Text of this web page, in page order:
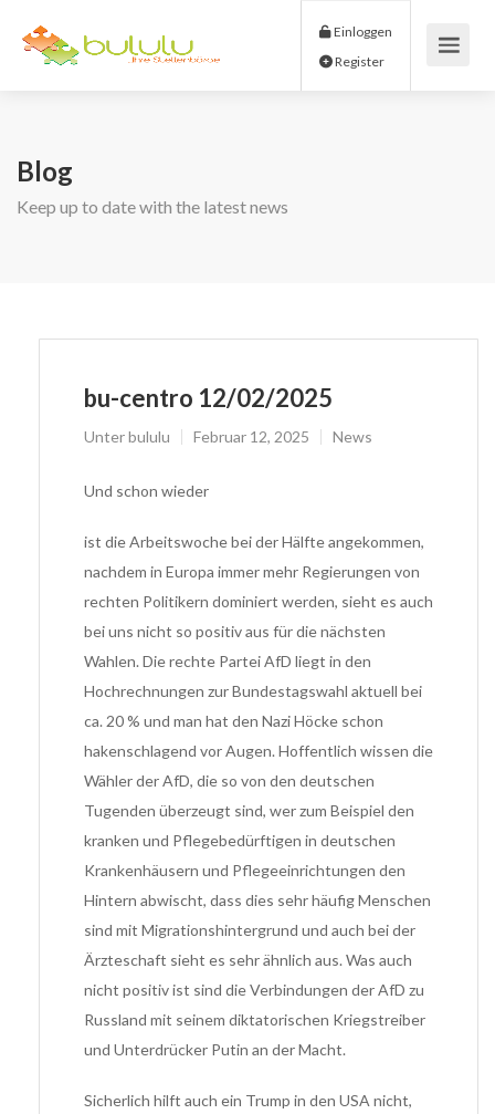
Einloggen
Blog
Keep up to date with the latest news
bu-centro 12/02/2025
Unterbululu Februar 12, 2025 News
Und schon wieder
ist die Arbeitswoche bei der Hälfte angekommen,
nachdem in Europa immer mehr Regierungen von
rechten Politikern dominiert werden, sieht es auch
bei uns nicht so positiv aus für die nächsten
Wahlen. Die rechte Partei AfD liegt in den
Hochrechnungen zur Bundestagswahl aktuell bei
ca. 20 % und man hat den Nazi Höcke schon
hakenschlagend vor Augen. Hoffentlich wissen die
Wähler der AfD, die so von den deutschen
Tugenden überzeugt sind, wer zum Beispiel den
kranken und Pflegebedürftigen in deutschen
Krankenhäusern und Pflegeeinrichtungen den
Hintern abwischt, dass dies sehr häufig Menschen
sind mit Migrationshintergrund und auch bei der
Ärzteschaft sieht es sehr ähnlich aus. Was auch
nicht positiv ist sind die Verbindungen der AfD zu
Russland mit seinem diktatorischen Kriegstreiber
und Unterdrücker Putin an der Macht.
Sicherlich hilft auch ein Trump in den USA nicht,